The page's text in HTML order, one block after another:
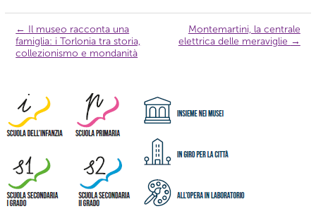
Navigazione
articolo
← Il museo racconta una
famiglia: i Torlonia tra storia,
collezionismo e mondanità
Montemartini, la centrale
elettrica delle meraviglie →